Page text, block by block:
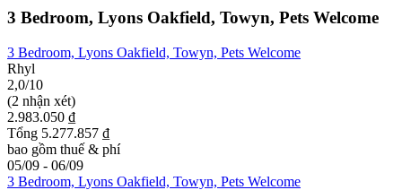
3 Bedroom, Lyons Oakfield, Towyn, Pets Welcome
3 Bedroom, Lyons Oakfield, Towyn, Pets Welcome
Rhyl
2,0/10
(2 nhận xét)
2.983.050 ₫
Tổng 5.277.857 ₫
bao gồm thuế & phí
05/09 - 06/09
3 Bedroom, Lyons Oakfield, Towyn, Pets Welcome